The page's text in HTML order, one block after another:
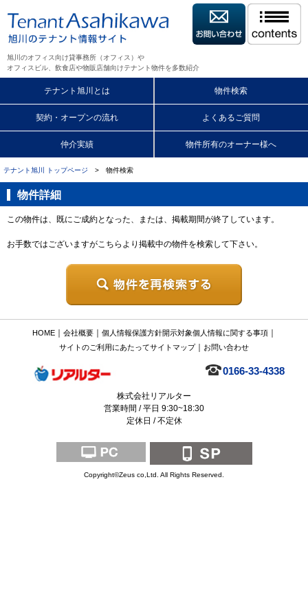
旭川のオフィス向け貸事務所（オフィス）や
オフィスビル、飲食店や物販店舗向けテナント物件を多数紹介
テナント旭川とは 物件検索
契約・オープンの流れ よくあるご質問
仲介実績 物件所有のオーナー様へ
テナント旭川 トップページ > 物件検索
物件詳細
この物件は、既にご成約となった、または、掲載期間が終了しています。
お手数ではございますがこちらより掲載中の物件を検索して下さい。
HOME｜ 会社概要｜ 個人情報保護方針開示対象個人情報に関する事項｜
サイトのご利用にあたってサイトマップ｜ お問い合わせ
0166-33-4338
株式会社リアルター
営業時間 / 平日 9:30~18:30
定休日 / 不定休
Copyright©Zeus co,Ltd. All Rights Reserved.